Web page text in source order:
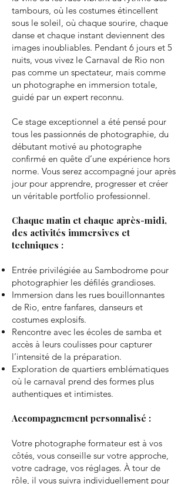
tambours, où les costumes étincellent
sous le soleil, où chaque sourire, chaque
danse et chaque instant deviennent des
images inoubliables. Pendant 6 jours et 5
nuits, vous vivez le Carnaval de Rio non
pas comme un spectateur, mais comme
un photographe en immersion totale,
guidé par un expert reconnu.
Ce stage exceptionnel a été pensé pour
tous les passionnés de photographie, du
débutant motivé au photographe
confirmé en quête d’une expérience hors
norme. Vous serez accompagné jour après
jour pour apprendre, progresser et créer
un véritable portfolio professionnel.
Chaque matin et chaque après-midi,
des activités immersives et
techniques :
Entrée privilégiée au Sambodrome pour
photographier les défilés grandioses.
Immersion dans les rues bouillonnantes
de Rio, entre fanfares, danseurs et
costumes explosifs.
Rencontre avec les écoles de samba et
accès à leurs coulisses pour capturer
l’intensité de la préparation.
Exploration de quartiers emblématiques
où le carnaval prend des formes plus
authentiques et intimistes.
Accompagnement personnalisé :
Votre photographe formateur est à vos
côtés, vous conseille sur votre approche,
votre cadrage, vos réglages. À tour de
rôle, il vous suivra individuellement pour